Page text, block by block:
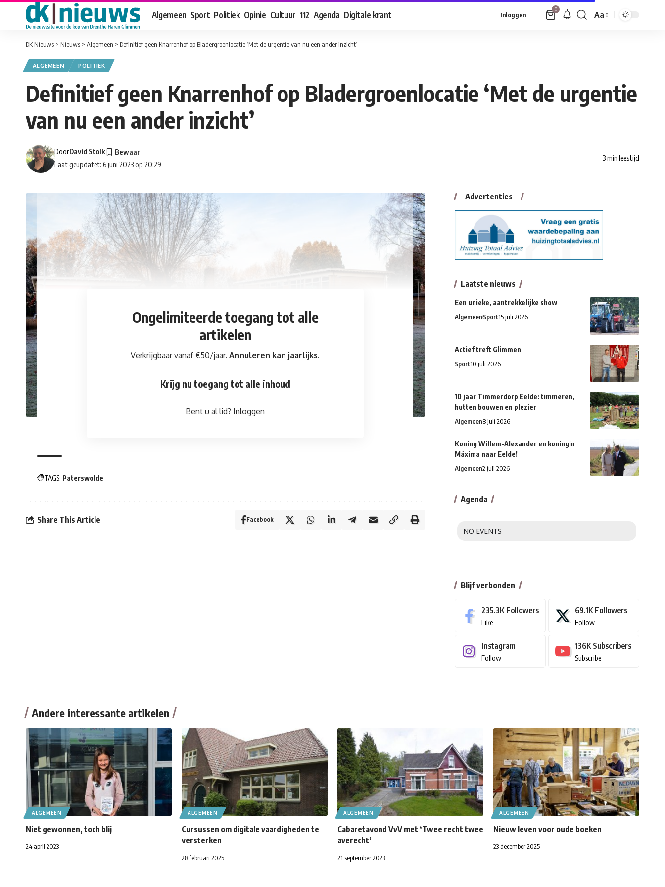
Algemeen Sport Politiek Opinie Cultuur 112 Agenda Digitale krant Inloggen
0
Font
Aa
DK Nieuws > Nieuws > Algemeen > Definitief geen Knarrenhof op Bladergroenlocatie ‘Met de urgentie van nu een ander inzicht’
ALGEMEEN POLITIEK
Definitief geen Knarrenhof op Bladergroenlocatie ‘Met de urgentie
van nu een ander inzicht’
Laat geüpdatet: 6 juni 2023 op 20:29
DoorDavid Stolk
3 min leestijd
Ongelimiteerde toegang tot alle
artikelen
Verkrijgbaar vanaf €50/jaar.Annuleren kan jaarlijks.
Krijg nu toegang tot alle inhoud
Bent u al lid? Inloggen
TAGS: Paterswolde
Share This Article Facebook
– Advertenties –
Laatste nieuws
Een unieke, aantrekkelijke show
AlgemeenSport15 juli 2026
Actief treft Glimmen
Sport10 juli 2026
10 jaar Timmerdorp Eelde: timmeren,
hutten bouwen en plezier
Algemeen8 juli 2026
Koning Willem-Alexander en koningin
Máxima naar Eelde!
Algemeen2 juli 2026
Agenda
NO EVENTS
Blijf verbonden
235.3K Followers
Like
69.1K Followers
Follow
Instagram
Follow
136K Subscribers
Subscribe
Andere interessante artikelen
ALGEMEEN
Niet gewonnen, toch blij
24 april 2023
ALGEMEEN
Cursussen om digitale vaardigheden te
versterken
28 februari 2025
ALGEMEEN
Cabaretavond VvV met ‘Twee recht twee
averecht’
21 september 2023
ALGEMEEN
Nieuw leven voor oude boeken
23 december 2025